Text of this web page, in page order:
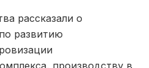
рассказали о
развитию
производству в